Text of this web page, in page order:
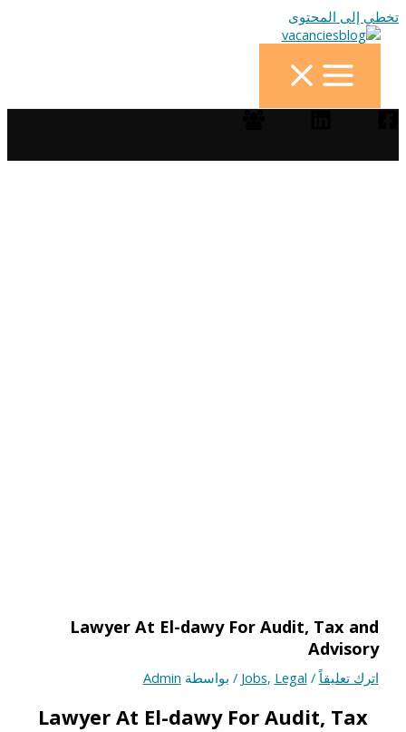
تخطي إلى المحتوى
Lawyer At El-dawy For Audit, Tax and
Advisory
اترك تعليقاً /
Jobs, Legal / بواسطة Admin
Lawyer At El-dawy For Audit, Tax